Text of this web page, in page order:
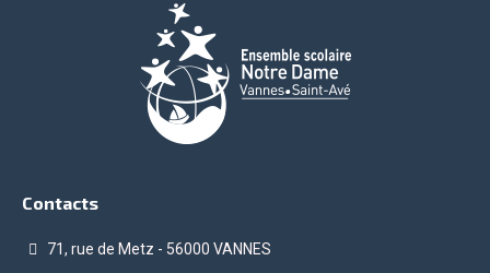
Contacts
71, rue de Metz - 56000 VANNES